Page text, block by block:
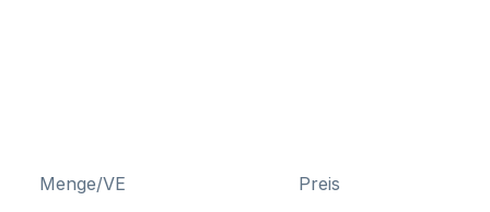
Menge/VE Preis